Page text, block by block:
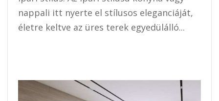
nappali itt nyerte el stílusos eleganciáját,
életre keltve az üres terek egyedülálló...